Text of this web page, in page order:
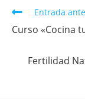
Entrada
Curso «Cocina
Fertilidad